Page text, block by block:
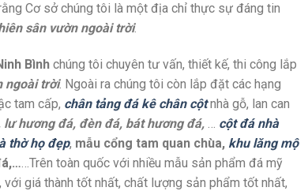
Cơ sở chúng tôi là một địa chỉ thực sự đáng tin
sân vườn ngoài trời.
Bình chúng tôi chuyên tư vấn, thiết kế, thi công lắp
ngoài trời. Ngoài ra chúng tôi còn lắp đặt các hạng
tam cấp, chân tảng đá kê chân cộtnhà gỗ, lan can
lư hương đá, đèn đá, bát hương đá, … cột đá nhà
thờ họ đẹp, mẫu cổng tam quan chùa, khu lăng mộ
…Trên toàn quốc với nhiều mẫu sản phẩm đá mỹ
giá thành tốt nhất, chất lượng sản phẩm tốt nhất,